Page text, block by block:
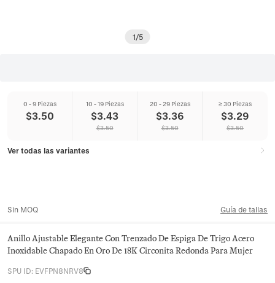
1/5
0 - 9 Piezas
$3.50
10 - 19 Piezas
$3.43
$3.50
20 - 29 Piezas
$3.36
$3.50
≥ 30 Piezas
$3.29
$3.50
Ver todas las variantes
Sin MOQ Guía de tallas
Anillo Ajustable Elegante Con Trenzado De Espiga De Trigo Acero
Inoxidable Chapado En Oro De 18K Circonita Redonda Para Mujer
SPU ID: EVFPN8NRV8